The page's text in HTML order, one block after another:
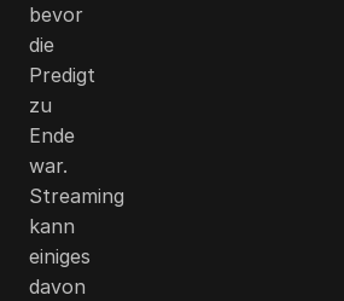
bevor
die
Predigt
zu
Ende
war.
Streaming
kann
einiges
davon